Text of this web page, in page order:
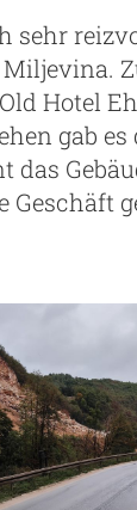
sehr
Hotel
gab
das
Geschäft